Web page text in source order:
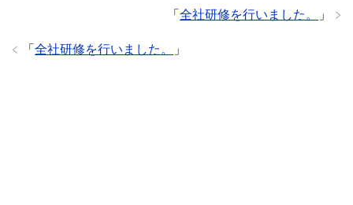
「 全社研修を行いました。 」
「 全社研修を行いました。 」